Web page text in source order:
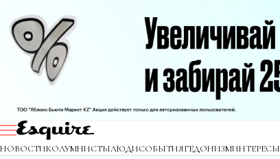
НОВОСТИКОЛУМНИСТЫЛЮДИСОБЫТИЯГЕДОНИЗМИНТЕРЕСЫ